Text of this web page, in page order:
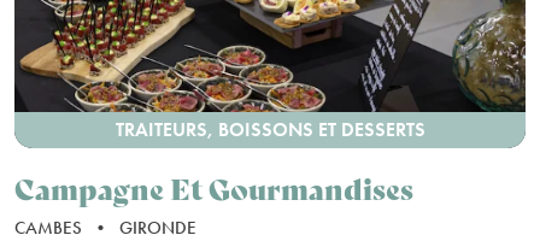
TRAITEURS, BOISSONS ET DESSERTS
Campagne Et Gourmandises
CAMBES • GIRONDE